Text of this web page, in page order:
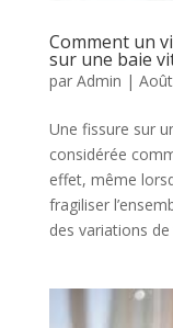
Comment un
sur une baie
par Admin |
Une fissure sur
considérée
effet, même
fragiliser
des variations